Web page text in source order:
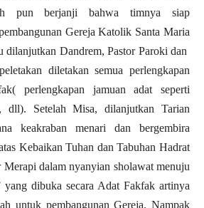
pun berjanji bahwa timnya siap
Gereja Katolik Santa Maria
dilanjutkan Dandrem, Pastor Paroki dan
diletakan semua perlengkapan
perlengkapan jamuan adat seperti
dll). Setelah Misa, dilanjutkan Tarian
keakraban menari dan bergembira
Kebaikan Tuhan dan Tabuhan Hadrat
dalam nyanyian sholawat menuju
yang dibuka secara Adat Fakfak artinya
untuk pembangunan Gereja. Nampak